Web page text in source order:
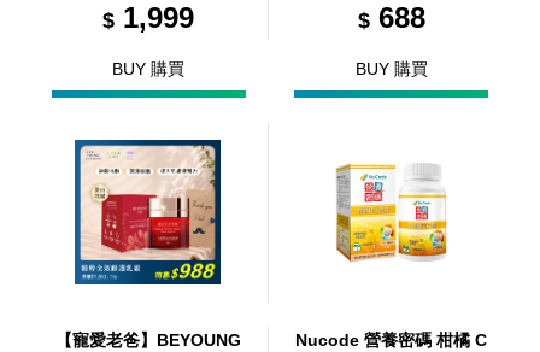
纖維面膜 3片/盒）
$1,999
BUY 購買
$688
BUY 購買
【寵愛老爸】BEYOUNG
Nucode 營養密碼 柑橘 C